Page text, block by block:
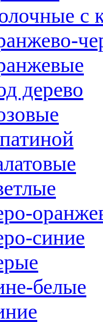
с
дерево
синие
белые